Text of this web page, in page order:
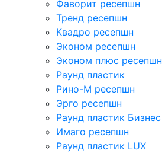
Фаворит ресепшн
Тренд ресепшн
Квадро ресепшн
Эконом ресепшн
Эконом плюс ресепшн
Раунд пластик
Рино-М ресепшн
Эрго ресепшн
Раунд пластик Бизнес
Имаго ресепшн
Раунд пластик LUX